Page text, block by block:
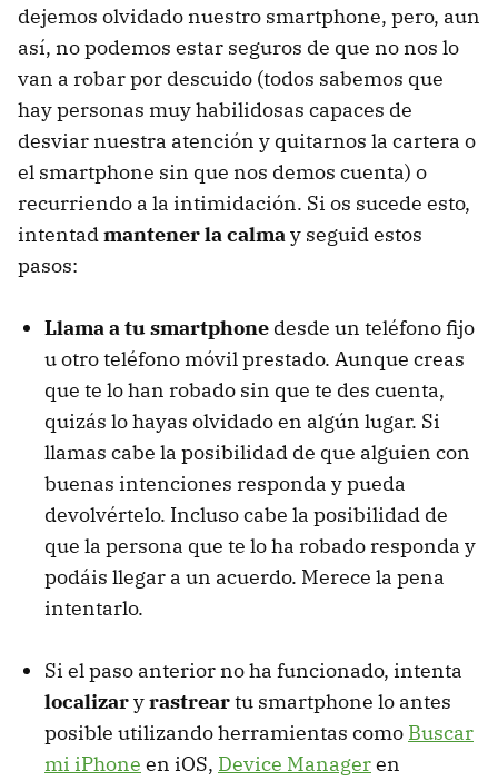
dejemos olvidado nuestro smartphone, pero, aun
así, no podemos estar seguros de que no nos lo
van a robar por descuido (todos sabemos que
hay personas muy habilidosas capaces de
desviar nuestra atención y quitarnos la cartera o
el smartphone sin que nos demos cuenta) o
recurriendo a la intimidación. Si os sucede esto,
intentadmantener la calmay seguid estos
pasos:
Llama a tu smartphone desde un teléfono fijo
u otro teléfono móvil prestado. Aunque creas
que te lo han robado sin que te des cuenta,
quizás lo hayas olvidado en algún lugar. Si
llamas cabe la posibilidad de que alguien con
buenas intenciones responda y pueda
devolvértelo. Incluso cabe la posibilidad de
que la persona que te lo ha robado responda y
podáis llegar a un acuerdo. Merece la pena
intentarlo.
Si el paso anterior no ha funcionado, intenta
localizaryrastreartu smartphone lo antes
posible utilizando herramientas como Buscar
mi iPhone en iOS, Device Manageren